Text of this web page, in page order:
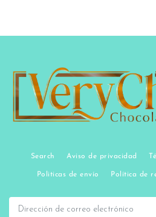
Search Aviso de privacidad
Politicas de envío Política de